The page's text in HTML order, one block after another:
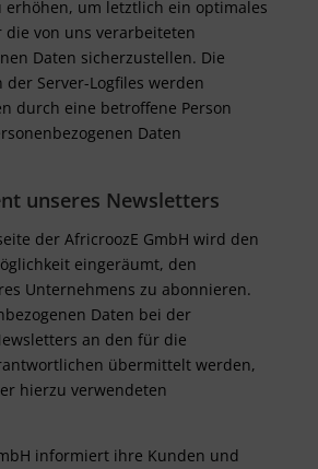
erhöhen, um letztlich ein optimales
die von uns verarbeiteten
Daten sicherzustellen. Die
der Server-Logfiles werden
durch eine betroffene Person
Daten
unseres Newsletters
der AfricroozE GmbH wird den
eingeräumt, den
Unternehmens zu abonnieren.
Daten bei der
an den für die
übermittelt werden,
hierzu verwendeten
informiert ihre Kunden und